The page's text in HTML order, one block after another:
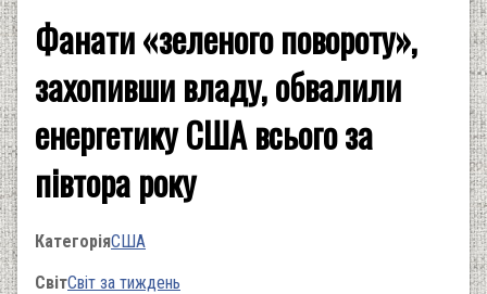
Фанати «зеленого повороту»,
захопивши владу, обвалили
енергетику США всього за
півтора року
КатегоріяСША
СвітСвіт за тиждень